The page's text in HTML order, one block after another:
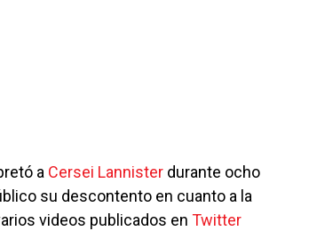
a Cersei Lannister durante ocho
su descontento en cuanto a la
videos publicados en Twitter